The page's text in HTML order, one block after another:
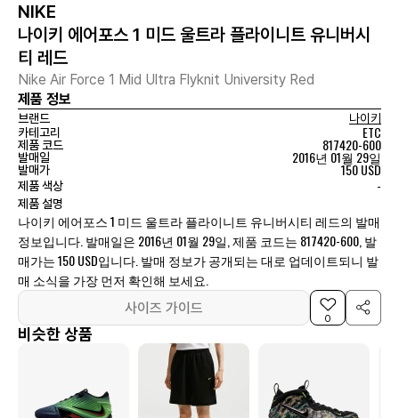
NIKE
나이키 에어포스 1 미드 울트라 플라이니트 유니버시
티 레드
Nike Air Force 1 Mid Ultra Flyknit University Red
제품 정보
브랜드
나이키
카테고리
ETC
제품 코드 817420-600
발매일 2016년 01월 29일
발매가 150 USD
제품 색상 -
제품 설명
나이키 에어포스 1 미드 울트라 플라이니트 유니버시티 레드의 발매
정보입니다. 발매일은 2016년 01월 29일, 제품 코드는 817420-600, 발
매가는 150 USD입니다. 발매 정보가 공개되는 대로 업데이트되니 발
매 소식을 가장 먼저 확인해 보세요.
사이즈 가이드
0
비슷한 상품